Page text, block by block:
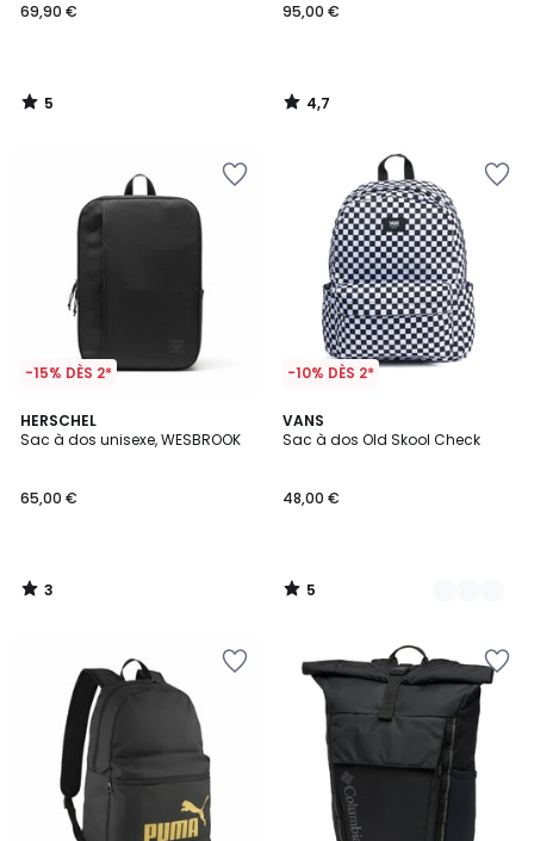
69,90 €
5
/
95,00 €
4,7
/
-15% DÈS 2*
HERSCHEL
Sac à dos unisexe, WESBROOK
65,00 €
3
/
3
/
-10% DÈS 2*
VANS
Sac à dos Old Skool Check
48,00 €
5
/
3
Couleurs
5
/